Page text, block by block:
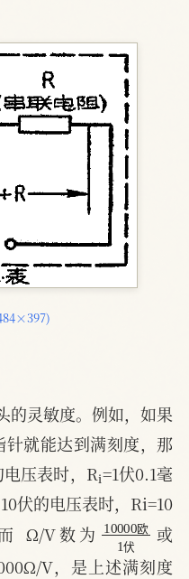
的灵敏度。例如，如果
就能达到满刻度，那
压表时，R i=1伏0.1毫
伏的电压表时，Ri=10
Ω/V数为
欧
伏
10000
欧1伏 或
V，是上述满刻度